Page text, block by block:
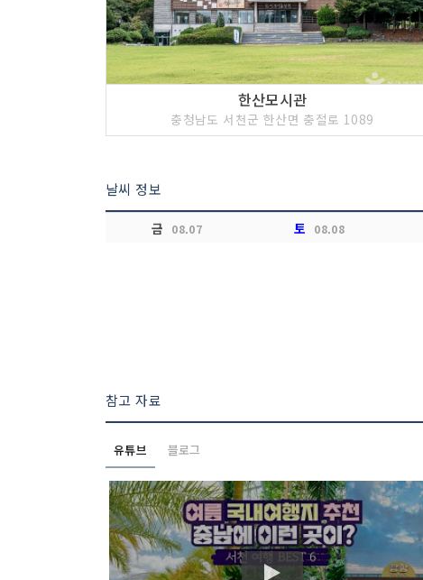
한산모시관
충청남도 서천군 한산면 충절로 1089
날씨 정보
금 08.07 토 08.08
참고 자료
유튜브 블로그